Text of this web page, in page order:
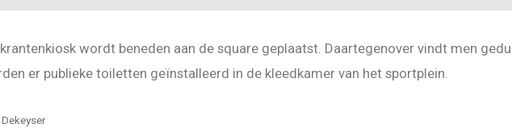
krantenkiosk wordt beneden aan de square geplaatst. Daartegenover vindt men
er publieke toiletten geïnstalleerd in de kleedkamer van het sportplein.